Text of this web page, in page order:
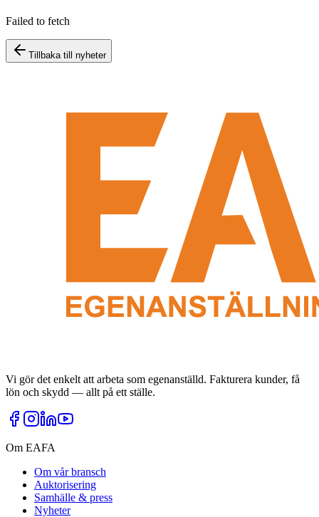
Failed to fetch
Tillbaka till nyheter
Vi gör det enkelt att arbeta som egenanställd. Fakturera kunder, få
lön och skydd — allt på ett ställe.
Om EAFA
Om vår bransch
Auktorisering
Samhälle & press
Nyheter